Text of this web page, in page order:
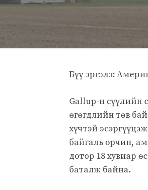
Бүү эргэлз:
Gallup-н сүүлийн
өгөгдлийн төв
хүчтэй
байгаль орчин,
дотор 18 хувиар
баталж байна.